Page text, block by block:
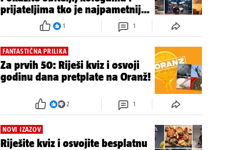
prijateljima tko je najpametniji i
osvojite godinu dana Oranža!
1 1
FANTASTIČNA PRILIKA
Za prvih 50: Riješi kviz i osvoji
godinu dana pretplate na Oranž!
2 1
NOVI IZAZOV
Riješite kviz i osvojite besplatnu